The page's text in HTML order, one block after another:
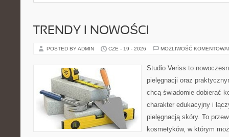
TRENDY I NOWOŚCI
POSTED BY ADMIN CZE - 19 - 2026 MOŻLIWOŚĆ
Studio Veriss to
pielęgnacji oraz
chcą świadomie dobierać
charakter edukacyjny i
pielęgnacją skóry. To
kosmetyków, w którym